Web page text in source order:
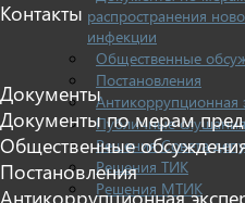
распространения
инфекции
Общественные
Постановления
Антикоррупционная
Публичные слушания
Решения Совета
Решения ТИК
Решения МТИК
Контакты
Документы
Документы по мерам
Общественные
Постановления
Антикоррупционная